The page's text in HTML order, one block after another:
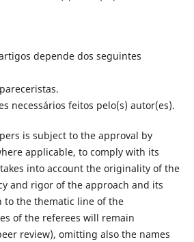
depende dos seguintes
necessários feitos pelo(s) autor(es).
is subject to the approval by
applicable, to comply with its
into account the originality of the
and rigor of the approach and its
the thematic line of the
of the referees will remain
review), omitting also the names